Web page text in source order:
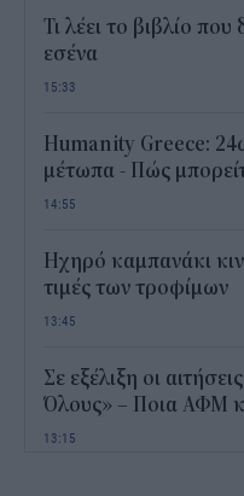
Τι λέει το βιβλίο που
εσένα
15:33
Humanity Greece:
μέτωπα - Πώς
14:55
Ηχηρό καμπανάκι
τιμές των τροφίμων
13:45
Σε εξέλιξη οι
Όλους» – Ποια ΑΦΜ
13:15